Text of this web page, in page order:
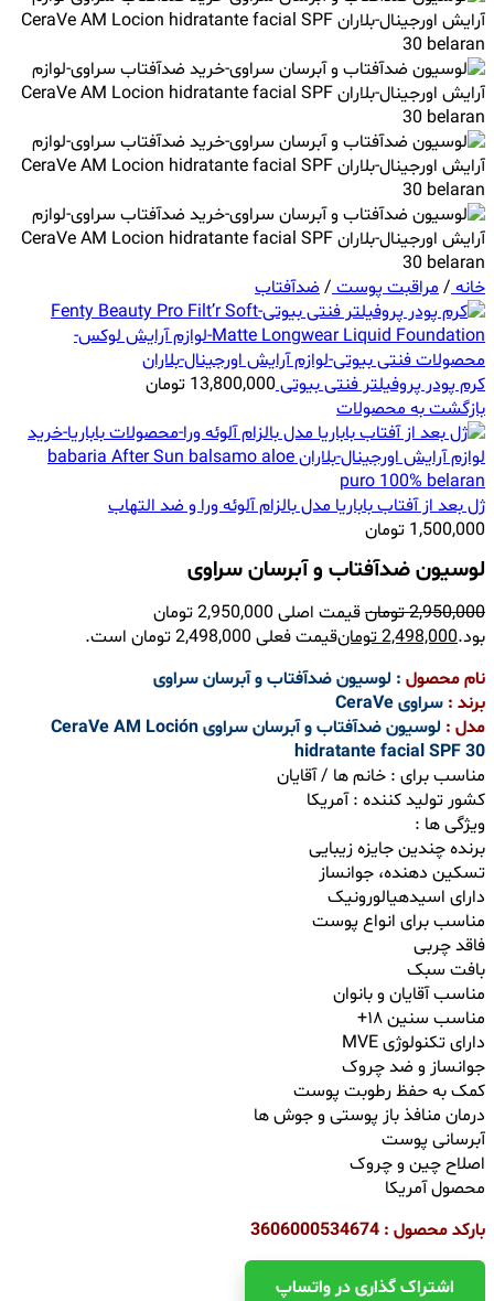
خانه/مراقبت پوست/ضدآفتاب
کرم پودر پروفیلتر فنتی بیوتی13,800,000 تومان
بازگشت به محصولات
ژل بعد از آفتاب باباریا مدل بالزام آلوئه ورا و ضد التهاب
1,500,000 تومان
لوسیون ضدآفتاب و آبرسان سراوی
2,950,000تومان
قیمت اصلی 2,950,000 تومان
بود.2,498,000تومانقیمت فعلی 2,498,000 تومان است.
نام محصول : لوسیون ضدآفتاب و آبرسان سراوی
برند : سراوی CeraVe
مدل :
لوسیون ضدآفتاب و آبرسان سراوی CeraVe AM Loción
hidratante facial SPF 30
مناسب برای : خانم ها / آقایان
کشور تولید کننده : آمریکا
ویژگی ها :
برنده چندین جایزه زیبایی
تسکین دهنده، جوانساز
دارای اسیدهیالورونیک
مناسب برای انواع پوست
فاقد چربی
بافت سبک
مناسب آقایان و بانوان
مناسب سنین ۱۸+
دارای تکنولوژی MVE
جوانساز و ضد چروک
کمک به حفظ رطوبت پوست
درمان منافذ باز پوستی و جوش ها
آبرسانی پوست
اصلاح چین و چروک
محصول آمریکا
بارکد محصول : 3606000534674
اشتراک ‌گذاری در واتساپ